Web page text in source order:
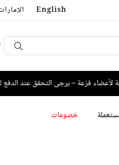
English
فزعة – يرجى التحقق عند الدفع
خصومات